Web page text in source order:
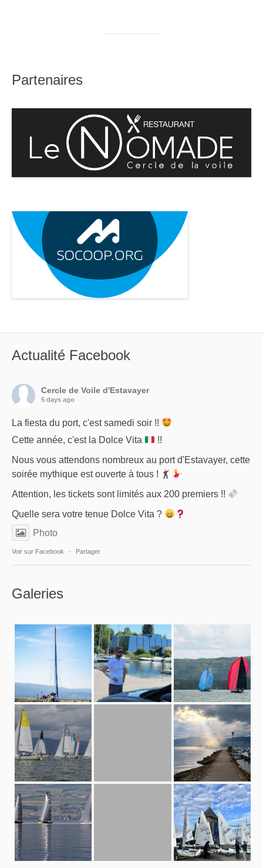
Partenaires
Actualité Facebook
Cercle de Voile d'Estavayer
5 days ago
La fiesta du port, c'est samedi soir !!
Cette année, c'est la Dolce Vita
!!
Nous vous attendons nombreux au port d'Estavayer, cette
soirée mythique est ouverte à tous !
Attention, les tickets sont limités aux 200 premiers !!
Quelle sera votre tenue Dolce Vita ?
Photo
Voir sur Facebook · Partager
Galeries